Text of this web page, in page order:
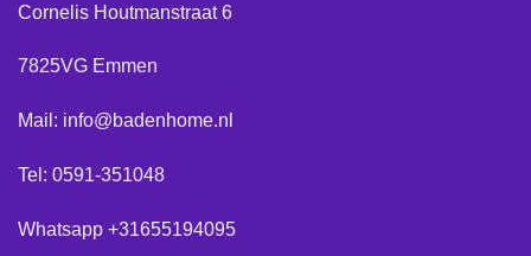
Cornelis Houtmanstraat 6
7825VG Emmen
Mail: info@badenhome.nl
Tel: 0591-351048
Whatsapp +31655194095